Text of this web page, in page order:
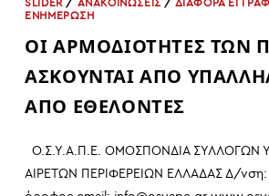
ΤΟΥ
ΤΗΣ
–
ΜΈΣΩΝ
ΑΤΟΜΙΚΉΣ
SLIDER/ ΑΝΑΚΟΙΝΩΣΕΙΣ / ΔΙΑΦΟΡΑ
ΕΝΗΜΕΡΩΣΗ
ΟΙ ΑΡΜΟΔΙΟΤΗΤΕΣ ΤΩΝ
ΑΣΚΟΥΝΤΑΙ ΑΠΟ
ΑΠΟ ΕΘΕΛΟΝΤΕΣ
Ο.Σ.Υ.Α.Π.Ε. ΟΜΟΣΠΟΝΔΙΑ ΣΥΛΛΟΓΩΝ
ΑΙΡΕΤΩΝ ΠΕΡΙΦΕΡΕΙΩΝ ΕΛΛΑΔΑΣ Δ/